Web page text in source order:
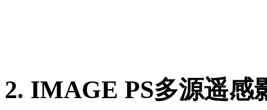
2. IMAGE PS多源遥感